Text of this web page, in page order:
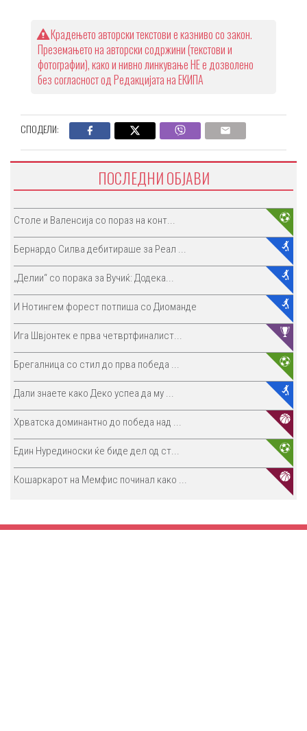
Крадењето авторски текстови е казниво со закон.
Преземањето на авторски содржини (текстови и
фотографии), како и нивно линкување НЕ е дозволено
без согласност од Редакцијата на ЕКИПА
СПОДЕЛИ:
ПОСЛЕДНИ ОБЈАВИ
Столе и Валенсија со пораз на конт...
Бернардо Силва дебитираше за Реал ...
„Делии“ со порака за Вучиќ: Додека...
И Нотингем форест потпиша со Диоманде
Ига Швјонтек е прва четвртфиналист...
Брегалница со стил до прва победа ...
Дали знаете како Деко успеа да му ...
Хрватска доминантно до победа над ...
Един Нурединоски ќе биде дел од ст...
Кошаркарот на Мемфис починал како ...